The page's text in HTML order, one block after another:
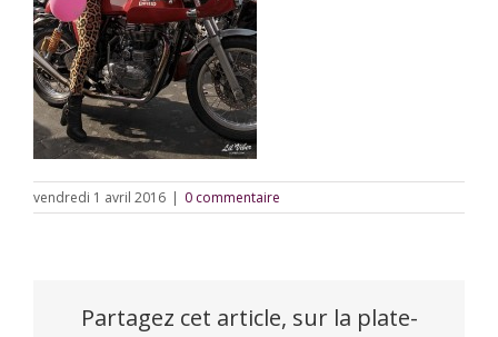
vendredi 1 avril 2016 | 0 commentaire
Partagez cet article, sur la plate-